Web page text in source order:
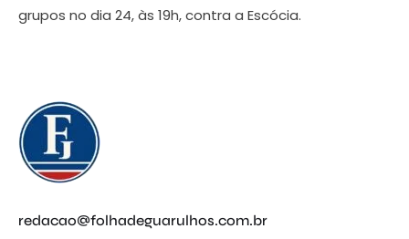
grupos no dia 24, às 19h, contra a Escócia.
redacao@folhadeguarulhos.com.br